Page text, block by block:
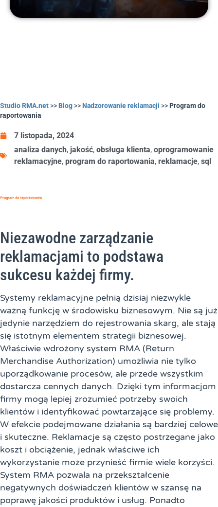
Studio RMA.net >>Blog >>Nadzorowanie reklamacji >> Program do
raportowania
7 listopada, 2024
analiza danych, jakość, obsługa klienta, oprogramowanie
reklamacyjne, program do raportowania, reklamacje, sql
Program do raportowania
Niezawodne zarządzanie
reklamacjami to podstawa
sukcesu każdej firmy.
Systemy reklamacyjne pełnią dzisiaj niezwykle
ważną funkcję w środowisku biznesowym. Nie są już
jedynie narzędziem do rejestrowania skarg, ale stają
się istotnym elementem strategii biznesowej.
Właściwie wdrożony system RMA (Return
Merchandise Authorization) umożliwia nie tylko
uporządkowanie procesów, ale przede wszystkim
dostarcza cennych danych. Dzięki tym informacjom
firmy mogą lepiej zrozumieć potrzeby swoich
klientów i identyfikować powtarzające się problemy.
W efekcie podejmowane działania są bardziej celowe
i skuteczne. Reklamacje są często postrzegane jako
koszt i obciążenie, jednak właściwe ich
wykorzystanie może przynieść firmie wiele korzyści.
System RMA pozwala na przekształcenie
negatywnych doświadczeń klientów w szansę na
poprawę jakości produktów i usług. Ponadto